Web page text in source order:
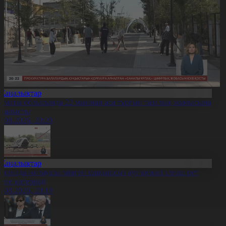
облысында 22 мыңнан аса тұрғын тазалық жұмысына
20:20
жолаушы мінген ұшқышсыз әуе кемесі алғаш рет
көтерілді
20:19